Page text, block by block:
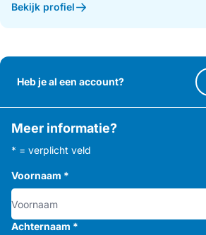
Bekijk profiel
Heb je al een account?
Meer informatie?
* = verplicht veld
Voornaam *
Achternaam *